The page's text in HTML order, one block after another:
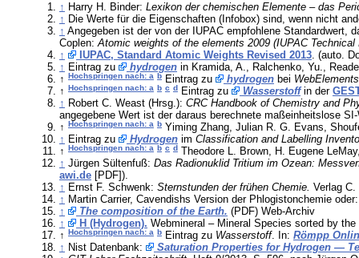
↑ Harry H. Binder: Lexikon der chemischen Elemente – das
↑ Die Werte für die Eigenschaften (Infobox) sind, wenn nicht
↑ Angegeben ist der von der IUPAC empfohlene
Coplen:Atomic weights of the elements 2009 (IUPAC Technical
↑
IUPAC, Standard Atomic Weights Revised 2013. (auto.
↑ Eintrag zu hydrogenin Kramida, A., Ralchenko, Yu.,
↑ Hochspringen nach: a bEintrag zu hydrogenbei
↑ Hochspringen nach: a b c dEintrag zu Wasserstoffin der
↑ Robert C. Weast (Hrsg.): CRC Handbook of Chemistry and
angegebene Wert ist der daraus berechnete maßeinheitslose
↑ Hochspringen nach: a bYiming Zhang, Julian R. G. Evans,
↑ Eintrag zu Hydrogenim Classification and Labelling
↑ Hochspringen nach: a b c dTheodore L. Brown, H. Eugene
↑ Jürgen Sültenfuß: Das Radionuklid Tritium im Ozean:
awi.de[PDF]).
↑ Ernst F. Schwenk: Sternstunden der frühen Chemie. Verlag
↑ Martin Carrier, Cavendishs Version der Phlogistonchemie
↑
The composition of the Earth. (PDF) Web-Archiv
↑
H (Hydrogen). Webmineral – Mineral Species sorted by
↑ Hochspringen nach: a bEintrag zu Wasserstoff. In: Römpp
↑ Nist Datenbank:
Saturation Properties for Hydrogen —